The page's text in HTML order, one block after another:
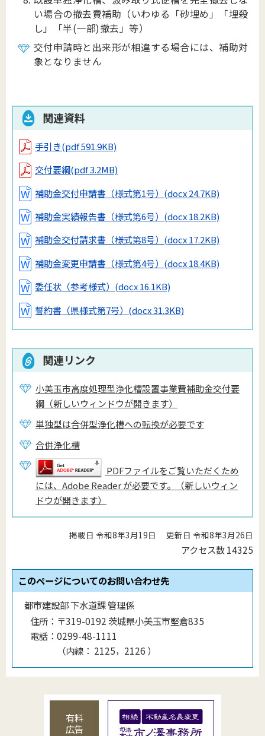
い場合の撤去費補助（いわゆる「砂埋め」「埋殺
し」「半(一部)撤去」等）
交付申請時と出来形が相違する場合には、補助対
象となりません
関連資料
手引き(pdf 591.9KB)
交付要綱(pdf 3.2MB)
補助金交付申請書（様式第1号） (docx 24.7KB)
補助金実績報告書（様式第6号） (docx 18.2KB)
補助金交付請求書（様式第8号） (docx 17.2KB)
補助金変更申請書（様式第4号） (docx 18.4KB)
委任状（参考様式） (docx 16.1KB)
誓約書（県様式第7号） (docx 31.3KB)
関連リンク
小美玉市高度処理型浄化槽設置事業費補助金交付要
綱（新しいウィンドウが開きます）
単独型は合併型浄化槽への転換が必要です
合併浄化槽
PDFファイルをご覧いただくため
には、Adobe Reader が必要です。（新しいウィン
ドウが開きます）
掲載日 令和8年3月19日 更新日 令和8年3月26日
アクセス数14325
このページについてのお問い合わせ先
都市建設部 下水道課 管理係
住所： 〒319-0192 茨城県小美玉市堅倉835
電話： 0299-48-1111
（内線 ： 2125，2126 ）
有料
広告